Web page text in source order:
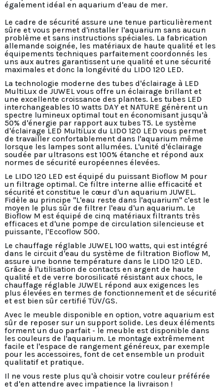
également idéal en aquarium d'eau de mer.
Le cadre de sécurité assure une tenue particulièrement
sûre et vous permet d'installer l'aquarium sans aucun
problème et sans instructions spéciales. La fabrication
allemande soignée, les matériaux de haute qualité et les
équipements techniques parfaitement coordonnés les
uns aux autres garantissent une qualité et une sécurité
maximales et donc la longévité du LIDO 120 LED.
La technologie moderne des tubes d'éclairage à LED
MultiLux de JUWEL vous offre un éclairage brillant et
une excellente croissance des plantes. Les tubes LED
interchangeables 10 watts DAY et NATURE génèrent un
spectre lumineux optimal tout en économisant jusqu'à
50% d'énergie par rapport aux tubes T5. Le système
d'éclairage LED MultiLux du LIDO 120 LED vous permet
de travailler confortablement dans l'aquarium même
lorsque les lampes sont allumées. L'unité d'éclairage
soudée par ultrasons est 100% étanche et répond aux
normes de sécurité européennes élevées.
Le LIDO 120 LED est équipé du puissant Bioflow M pour
un filtrage optimal. Ce filtre interne allie efficacité et
sécurité et constitue le cœur d'un aquarium JUWEL.
Fidèle au principe "L'eau reste dans l'aquarium" c'est le
moyen le plus sûr de filtrer l'eau d'un aquarium. Le
Bioflow M est équipé de cinq matériaux filtrants très
efficaces et d'une pompe de circulation silencieuse et
puissante, l'Eccoflow 500.
Le chauffage réglable JUWEL 100 watts, qui est intégré
dans le circuit d'eau du système de filtration Bioflow M,
assure une bonne température dans le LIDO 120 LED.
Grâce à l'utilisation de contacts en argent de haute
qualité et de verre borosilicaté résistant aux chocs, le
chauffage réglable JUWEL répond aux exigences les
plus élevées en termes de fonctionnement et de sécurité
et est bien sûr certifié TÜV/GS.
Avec le meuble disponible en option, votre aquarium est
sûr de reposer sur un support solide. Les deux éléments
forment un duo parfait - le meuble est disponible dans
les couleurs de l'aquarium. Le montage extrêmement
facile et l'espace de rangement généreux, par exemple
pour les accessoires, font de cet ensemble un produit
qualitatif et pratique.
Il ne vous reste plus qu'à choisir votre couleur préférée
et d'en attendre avec impatience la livraison !